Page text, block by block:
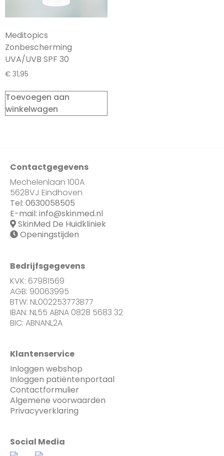
Meditopics
Zonbescherming
UVA/UVB SPF 30
€ 31,95
Toevoegen aan
winkelwagen
Contactgegevens
Mechelenlaan 100A
5628VJ Eindhoven
Tel: 0630058505
E-mail: info@skinmed.nl
SkinMed De Huidkliniek
Openingstijden
Bedrijfsgegevens
KVK: 67981569
AGB: 90063995
BTW: NL002253773B77
IBAN: NL55 ABNA 0828 5683 32
BIC: ABNANL2A
Klantenservice
Inloggen webshop
Inloggen patiëntenportaal
Contactformulier
Algemene voorwaarden
Privacyverklaring
Social Media